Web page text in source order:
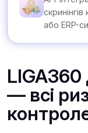
або ERP-
— всі